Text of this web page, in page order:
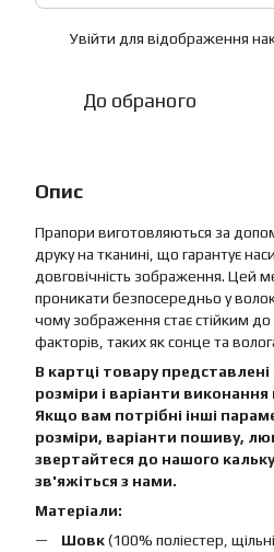
Увійти для відображення
До обраного
Опис
Прапори виготовляються за
друку на тканині, що гарантує
довговічність зображення. Цей
проникати безпосередньо у
чому зображення стає стійким до
факторів, таких як сонце та
В картці товару
розміри і варіанти виконання
Якщо вам потрібні інші
розміри, варіанти пошиву,
звертайтеся до нашого
зв'яжіться з нами.
Матеріали:
Шовк(100% поліестер,